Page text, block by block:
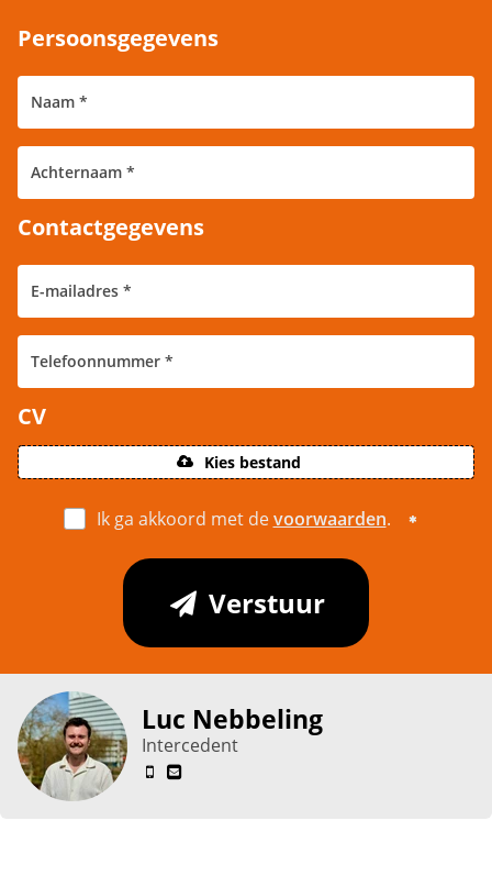
Luc Nebbeling
Intercedent
Persoonsgegevens
Contactgegevens
CV
Kies bestand
Ik ga akkoord met devoorwaarden.
Verstuur